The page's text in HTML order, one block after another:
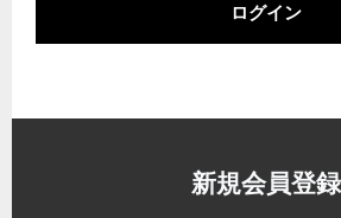
ログイン
新規会員登録